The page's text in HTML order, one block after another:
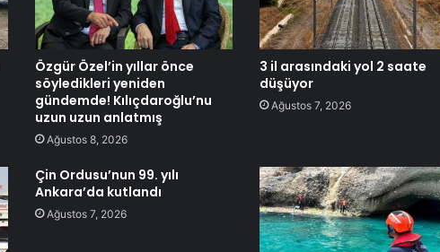
Özgür Özel’in yıllar önce
söyledikleri yeniden
gündemde! Kılıçdaroğlu’nu
uzun uzun anlatmış
Ağustos 8, 2026
3 il arasındaki yol 2 saate
düşüyor
Ağustos 7, 2026
Çin Ordusu’nun 99. yılı
Ankara’da kutlandı
Ağustos 7, 2026